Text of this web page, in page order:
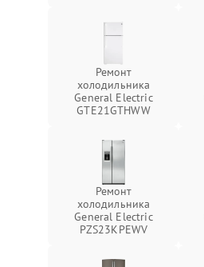
Ремонт
холодильника
General Electric
GTE21GTHWW
Ремонт
холодильника
General Electric
PZS23KPEWV